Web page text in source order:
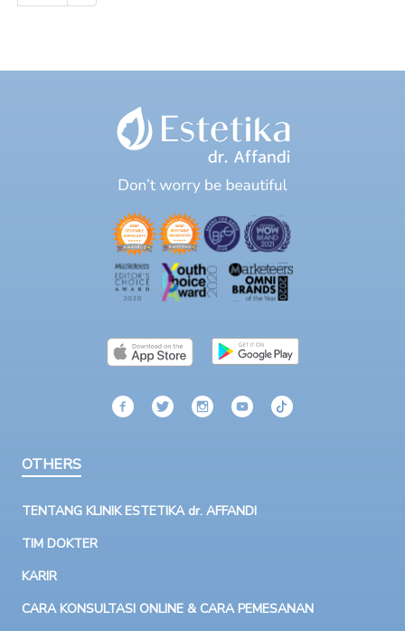
OTHERS
TENTANG KLINIK ESTETIKA dr. AFFANDI
TIM DOKTER
KARIR
CARA KONSULTASI ONLINE & CARA PEMESANAN